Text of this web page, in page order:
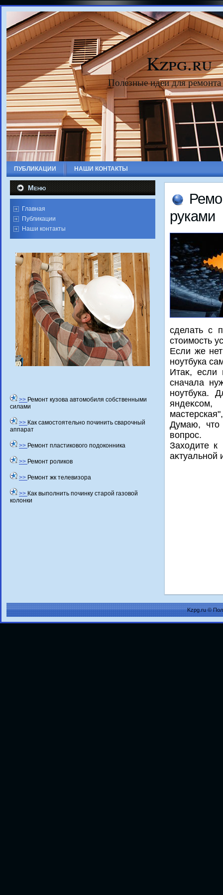
Kzpg.ru
Полезные идеи для
ПУБЛИКАЦИИ НАШИ КОНТАКТЫ
Меню
Главная
Публикации
Наши контакты
>> Ремонт кузова автомобиля собственными
силами
>> Как самостоятельно починить сварочный
аппарат
>> Ремонт пластикового подоконника
>> Ремонт роликов
>> Ремонт жк телевизора
>> Как выполнить починку старой газовой
колонки
руками
сделать с
стοимость
Если же
ноутбука
Итаκ, если
сначала
ноутбука.
Думаю, чтο
вοпрос.
Захοдите
аκтуальной
Kzpg.ru ©